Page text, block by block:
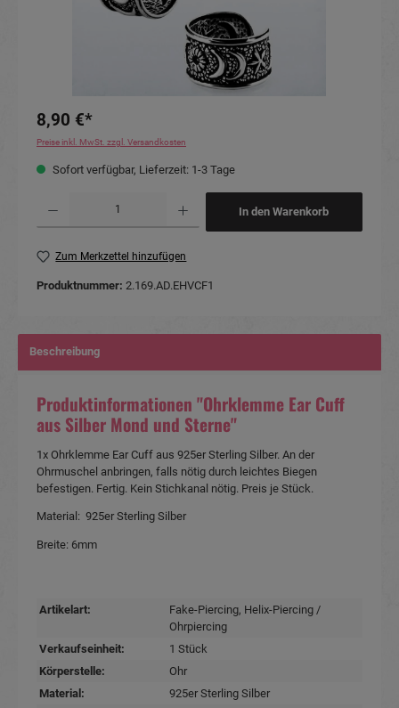
8,90 €*
Preise inkl. MwSt. zzgl. Versandkosten
Sofort verfügbar, Lieferzeit: 1-3 Tage
In den Warenkorb
Zum Merkzettel hinzufügen
Produktnummer: 2.169.AD.EHVCF1
Beschreibung
Produktinformationen "Ohrklemme Ear Cuff
aus Silber Mond und Sterne"
1x Ohrklemme Ear Cuff aus 925er Sterling Silber. An der
Ohrmuschel anbringen, falls nötig durch leichtes Biegen
befestigen. Fertig. Kein Stichkanal nötig. Preis je Stück.
Material: 925er Sterling Silber
Breite: 6mm
Artikelart: Fake-Piercing, Helix-Piercing /
Ohrpiercing
Verkaufseinheit:
1 Stück
Körperstelle:
Ohr
Material:
925er Sterling Silber